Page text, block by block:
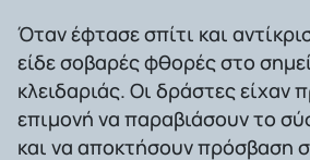
Όταν έφτασε σπίτι και
είδε σοβαρές φθορές στο
κλειδαριάς. Οι δράστες είχαν
επιμονή να παραβιάσουν το
και να αποκτήσουν πρόσβαση